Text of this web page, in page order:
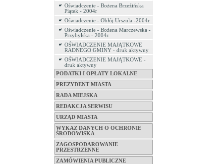
Oświadczenie - Bożena Brzeźińska
Piątek - 2004r
Oświadczenie - Obłój Urszula -2004r.
Oświadczenie - Bożena Marczewska -
Przybylska - 2004r.
OŚWIADCZENIE MAJĄTKOWE
RADNEGO GMINY - druk aktywny
OŚWIADCZENIE MAJĄTKOWE -
druk aktywny
PODATKI I OPŁATY LOKALNE
PREZYDENT MIASTA
RADA MIEJSKA
REDAKCJA SERWISU
URZĄD MIASTA
WYKAZ DANYCH O OCHRONIE
ŚRODOWISKA
ZAGOSPODAROWANIE
PRZESTRZENNE
ZAMÓWIENIA PUBLICZNE